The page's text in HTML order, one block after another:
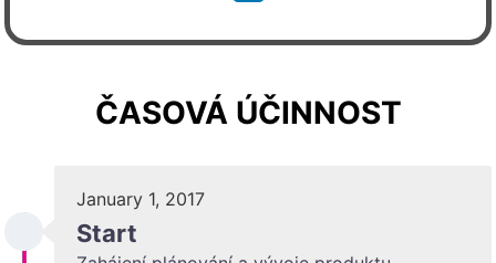
ČASOVÁ ÚČINNOST
January 1, 2017
Start